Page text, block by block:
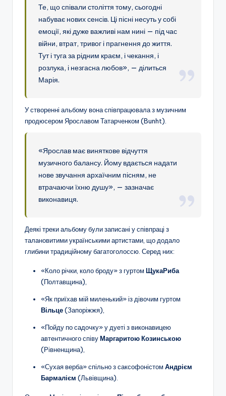
Те, що співали століття тому, сьогодні
набуває нових сенсів. Ці пісні несуть у собі
емоції, які дуже важливі нам нині — під час
війни, втрат, тривог і прагнення до життя.
Тут і туга за рідним краєм, і чекання, і
розлука, і незгасна любов», — ділиться
Марія.
У створенні альбому вона співпрацювала з музичним
продюсером Ярославом Татарченком (Bunht).
«Ярослав має виняткове відчуття
музичного балансу. Йому вдається надати
нове звучання архаїчним пісням, не
втрачаючи їхню душу», — зазначає
виконавиця.
Деякі треки альбому були записані у співпраці з
талановитими українськими артистами, що додало
глибини традиційному багатоголоссю. Серед них:
«Коло річки, коло броду» з гуртом ЩукаРиба
(Полтавщина),
«Як приїхав мій миленький» із дівочим гуртом
Вільце(Запоріжжя),
«Пойду по садочку» у дуеті з виконавицею
автентичного співуМаргаритою Козинською
(Рівненщина),
«Сухая верба» спільно з саксофоністом Андрієм
Бармалієм (Львівщина).